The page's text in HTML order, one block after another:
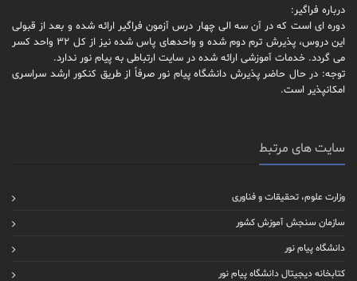
درباره فراگیر:
دوره ای است که در آن سه الی چهار درس آزمون فراگیر ارائه شده و بعد از قبولی
این دروس، پذیرش ترم دوم شده و واحدهای پاس شده نیز از کل 32 واحد کسر
می گردد. خدمات آموزشی ارائه شده در سایت ارتباطی به پیام نور ندارد.
توجه: در حال حاضر پذیرش دانشگاه پیام نور صرفاً از طریق کنکور ارشد سراسری
امکانپذیر است.
سایت های مرتبط
وزارت علوم، تحقیقات و فناوری
سازمان سنجش آموزش کشور
دانشگاه پیام نور
کتابخانه دیجیتال دانشگاه پیام نور